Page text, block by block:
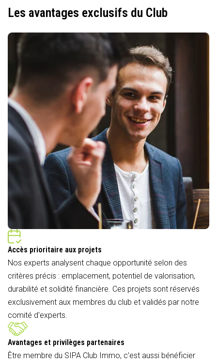
Les avantages exclusifs du Club
Accès prioritaire aux projets
Nos experts analysent chaque opportunité selon des
critères précis : emplacement, potentiel de valorisation,
durabilité et solidité financière. Ces projets sont réservés
exclusivement aux membres du club et validés par notre
comité d'experts.
Avantages et privilèges partenaires
Être membre du SIPA Club Immo, c'est aussi bénéficier